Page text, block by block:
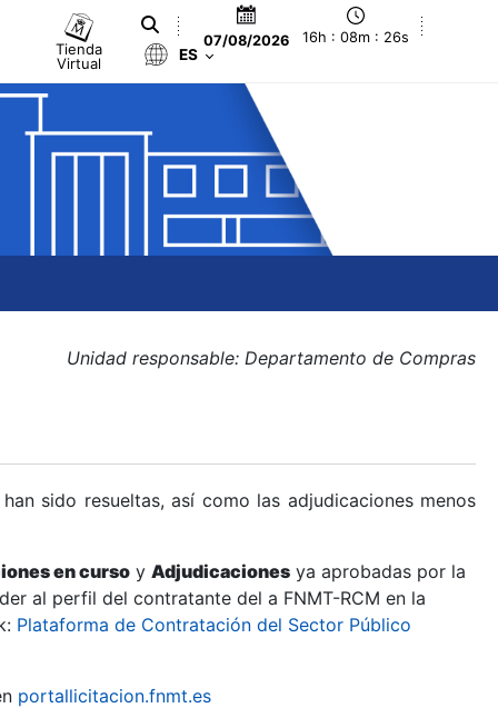
Tienda
Virtual
07/08/2026 16h : 08m : 26s
ES
Unidad responsable: Departamento de Compras
sido resueltas, así como las adjudicaciones menos
en curso y Adjudicaciones ya aprobadas por la
al perfil del contratante del a FNMT-RCM en la
Plataforma de Contratación del Sector Público
portallicitacion.fnmt.es